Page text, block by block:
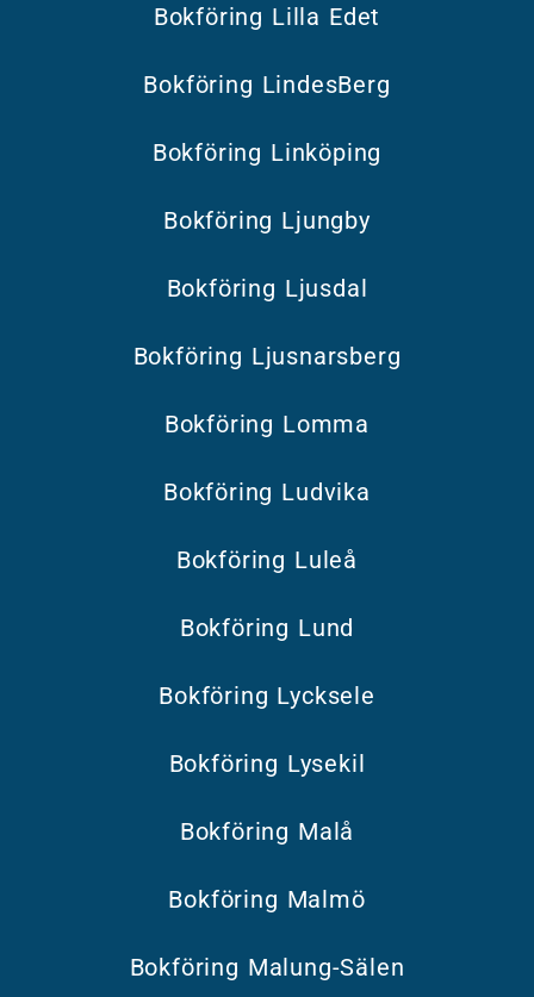
Bokföring Lilla Edet
Bokföring LindesBerg
Bokföring Linköping
Bokföring Ljungby
Bokföring Ljusdal
Bokföring Ljusnarsberg
Bokföring Lomma
Bokföring Ludvika
Bokföring Luleå
Bokföring Lund
Bokföring Lycksele
Bokföring Lysekil
Bokföring Malå
Bokföring Malmö
Bokföring Malung-Sälen